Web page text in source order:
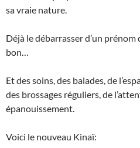
sa vraie nature.
Déjà le débarrasser d’un prénom
bon…
Et des soins, des balades, de
des brossages réguliers, de
épanouissement.
Voici le nouveau Kinaï: